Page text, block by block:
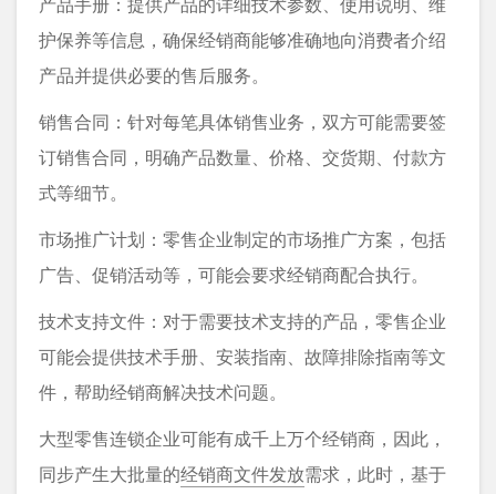
护保养等信息，确保经销商能够准确地向消费者介绍
产品并提供必要的售后服务。
销售合同：针对每笔具体销售业务，双方可能需要签
订销售合同，明确产品数量、价格、交货期、付款方
式等细节。
市场推广计划：零售企业制定的市场推广方案，包括
广告、促销活动等，可能会要求经销商配合执行。
技术支持文件：对于需要技术支持的产品，零售企业
可能会提供技术手册、安装指南、故障排除指南等文
件，帮助经销商解决技术问题。
大型零售连锁企业可能有成千上万个经销商，因此，
同步产生大批量的经销商文件发放需求，此时，基于